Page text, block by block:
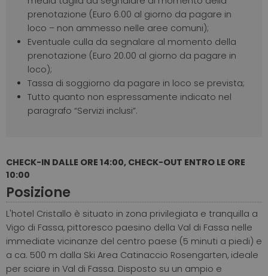
prenotazione (Euro 6.00 al giorno da pagare in
loco – non ammesso nelle aree comuni);
Eventuale culla da segnalare al momento della
prenotazione (Euro 20.00 al giorno da pagare in
loco);
Tassa di soggiorno da pagare in loco se prevista;
Tutto quanto non espressamente indicato nel
paragrafo “Servizi inclusi”.
CHECK-IN DALLE ORE 14:00, CHECK-OUT ENTRO LE ORE
10:00
Posizione
L'hotel Cristallo è situato in zona privilegiata e tranquilla a
Vigo di Fassa, pittoresco paesino della Val di Fassa nelle
immediate vicinanze del centro paese (5 minuti a piedi) e
a ca. 500 m dalla Ski Area Catinaccio Rosengarten, ideale
per sciare in Val di Fassa. Disposto su un ampio e